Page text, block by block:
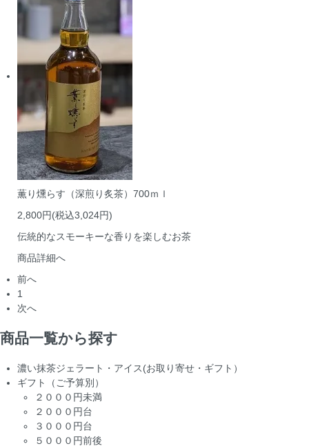
薫り燻らす（深煎り炙茶）700ｍｌ
2,800円(税込3,024円)
伝統的なスモーキーな香りを楽しむお茶
商品詳細へ
前へ
1
次へ
商品一覧から探す
濃い抹茶ジェラート・アイス(お取り寄せ・ギフト）
ギフト（ご予算別）
２０００円未満
２０００円台
３０００円台
５０００円前後